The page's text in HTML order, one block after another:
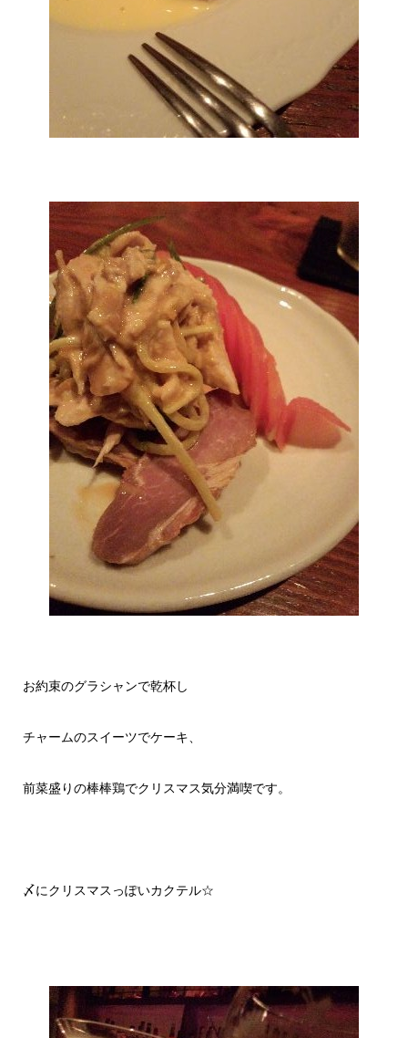
お約束のグラシャンで乾杯し
チャームのスイーツでケーキ、
前菜盛りの棒棒鶏でクリスマス気分満喫です。
〆にクリスマスっぽいカクテル☆